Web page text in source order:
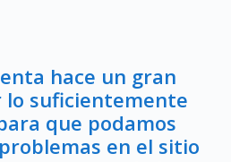
hace un gran
lo suficientemente
que podamos
en el sitio